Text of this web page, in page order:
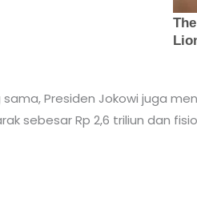
Presiden Jokowi juga
sebesar Rp 2,6 triliun dan